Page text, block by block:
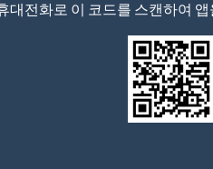
대전화로 이 코드를 스캔하여